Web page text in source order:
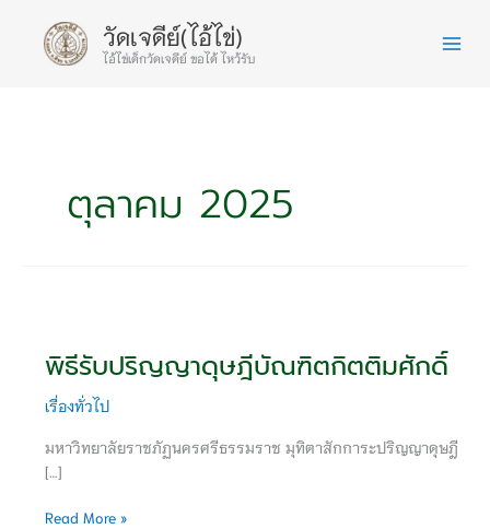
content
วัดเจดีย์(ไอ้ไข่)
ไอ้ไข่เด็กวัดเจดีย์ ขอได้ ไหว้รับ
ตุลาคม 2025
พิธีรับปริญญาดุษฎีบัณฑิตกิตติมศักดิ์
เรื่องทั่วไป
มหาวิทยาลัยราชภัฏนครศรีธรรมราช มุทิตาสักการะปริญญาดุษฎี
[…]
ปริญญา
บัณฑิต
Read More »